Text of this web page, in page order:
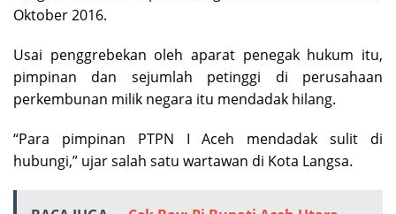
perkembunan milik negara itu mendadak hilang.
“Para pimpinan PTPN I Aceh mendadak sulit di
hubungi,” ujar salah satu wartawan di Kota Langsa.
Segera Tangani Masalah HGU